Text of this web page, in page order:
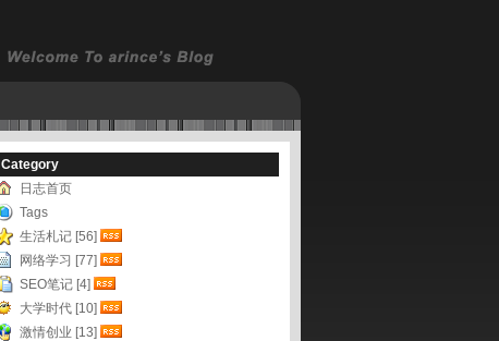
Category
日志首页
Tags
生活札记 [56]
网络学习 [77]
SEO笔记 [4]
大学时代 [10]
激情创业 [13]